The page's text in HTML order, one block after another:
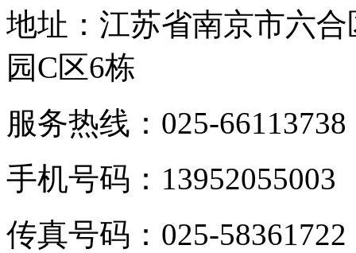
地址：江苏省南京市六
园C区6栋
服务热线：025-66113738
手机号码：13952055003
传真号码：025-58361722